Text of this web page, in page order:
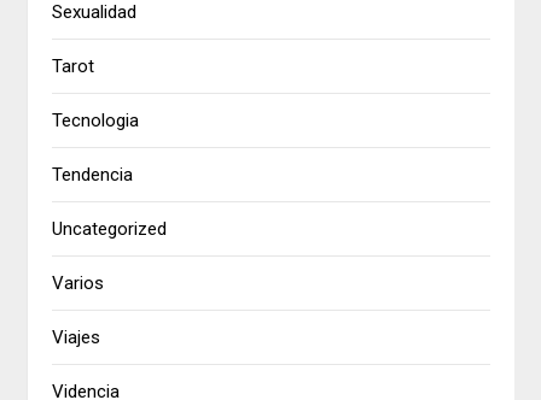
Sexualidad
Tarot
Tecnologia
Tendencia
Uncategorized
Varios
Viajes
Videncia